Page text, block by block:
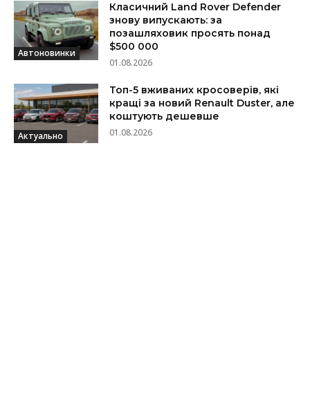
Автоновинки
Класичний Land Rover Defender
знову випускають: за
позашляховик просять понад
$500 000
01.08.2026
Актуально
Топ-5 вживаних кросоверів, які
кращі за новий Renault Duster, але
коштують дешевше
01.08.2026